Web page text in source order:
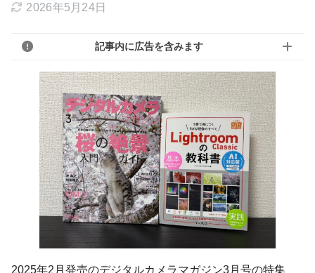
2026年5月24日
記事内に広告を含みます
2025年2月発売のデジタルカメラマガジン3月号の特集